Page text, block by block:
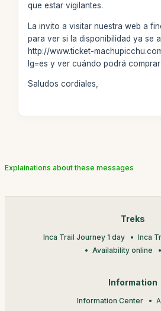
que estar vigilantes.
La invito a visitar nuestra web a
para ver si la disponibilidad ya se
http://www.ticket-
lg=es y ver cuándo podrá
Saludos cordiales,
Explainations about these messages
Treks
Inca Trail Journey 1 day
Inca
Availability online
Information
Information Center